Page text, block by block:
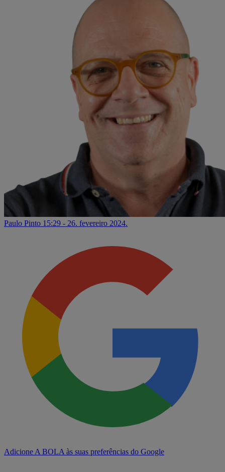
Paulo Pinto 15:29 - 26. fevereiro 2024.
Adicione A BOLA às suas preferências do Google